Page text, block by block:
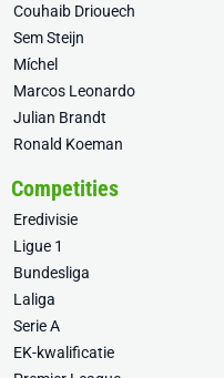
Couhaib Driouech
Sem Steijn
Míchel
Marcos Leonardo
Julian Brandt
Ronald Koeman
Competities
Eredivisie
Ligue 1
Bundesliga
Laliga
Serie A
EK-kwalificatie